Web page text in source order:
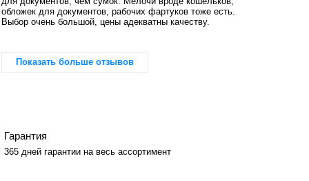
обложек для документов, рабочих фартуков тоже есть.
Выбор очень большой, цены адекватны качеству.
Показать больше отзывов
Гарантия
365 дней гарантии на весь ассортимент